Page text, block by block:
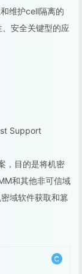
维护cell隔离的
安全关键型的应
Support
，目的是将机密
和其他非可信域
域软件获取和篡